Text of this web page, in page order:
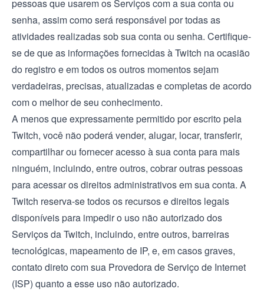
pessoas que usarem os Serviços com a sua conta ou
senha, assim como será responsável por todas as
atividades realizadas sob sua conta ou senha. Certifique-
se de que as informações fornecidas à Twitch na ocasião
do registro e em todos os outros momentos sejam
verdadeiras, precisas, atualizadas e completas de acordo
com o melhor de seu conhecimento.
A menos que expressamente permitido por escrito pela
Twitch, você não poderá vender, alugar, locar, transferir,
compartilhar ou fornecer acesso à sua conta para mais
ninguém, incluindo, entre outros, cobrar outras pessoas
para acessar os direitos administrativos em sua conta. A
Twitch reserva-se todos os recursos e direitos legais
disponíveis para impedir o uso não autorizado dos
Serviços da Twitch, incluindo, entre outros, barreiras
tecnológicas, mapeamento de IP, e, em casos graves,
contato direto com sua Provedora de Serviço de Internet
(ISP) quanto a esse uso não autorizado.